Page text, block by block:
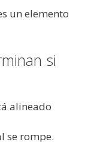
un elemento
si
alineado
se rompe.